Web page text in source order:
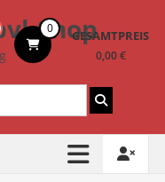
Shop
0 GESAMTPREIS
0,00 €